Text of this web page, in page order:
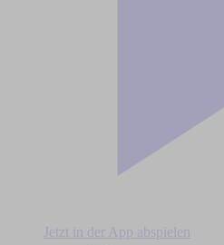
Jetzt in der App abspielen